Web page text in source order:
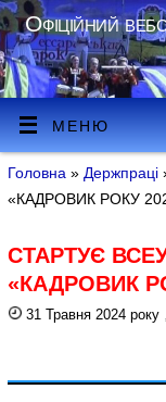
Офіційний
МЕНЮ
Головна » Держпраці
«КАДРОВИК РОКУ
СТАРТУЄ
«КАДРОВИК
31 Травня 2024 року